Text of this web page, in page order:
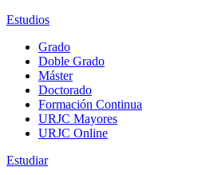
Estudios
Grado
Doble Grado
Máster
Doctorado
Formación Continua
URJC Mayores
URJC Online
Estudiar